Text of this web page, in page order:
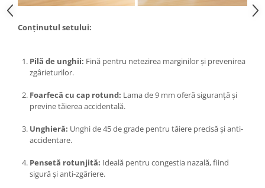
Aparate de spalat cu presiune si
Aparate de spalat cu presiune
Articole si accesorii pentru baie
Baterii bucatarie
Baterii cada
Baterii electrice
Baterii lavoar
Conținutul setului:
Pilă de unghii: Fină pentru netezirea marginilor și prevenirea
zgârieturilor.
Foarfecă cu cap rotund: Lama de 9 mm oferă siguranță și
previne tăierea accidentală.
Unghieră: Unghi de 45 de grade pentru tăiere precisă și anti-
accidentare.
Pensetă rotunjită: Ideală pentru congestia nazală, fiind
sigură și anti-zgâriere.